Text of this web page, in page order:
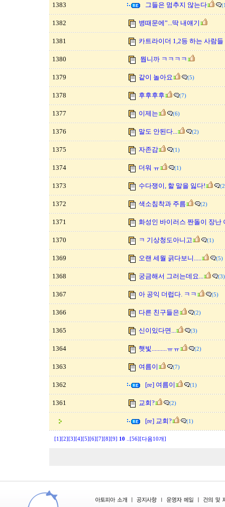
1383 그들은 멈추지 않는다
1382 병때문에”...딱 내얘기
1381 카트라이더 1,2등 하는 사람
1380 뭡니까 ㅋㅋㅋㅋ
1379 같이 놀아요 (5)
1378 후후후후 (7)
1377 이제는 (6)
1376 말도 안된다... (2)
1375 자존감 (1)
1374 더워 ㅠ (1)
1373 수다쟁이, 할 말을 잃다!
1372 색소침착과 주름 (2)
1371 화성인 바이러스 짠돌이 장난
1370 ㅋ 기상청도아니고 (1)
1369 오랜 세월 긁다보니..... (5)
1368 궁금해서 그러는데요... (3)
1367 아 공익 더럽다. ㅋㅋ (5)
1366 다른 친구들은 (2)
1365 신이있다면... (3)
1364 햇빛..........ㅠㅠ (2)
1363 여름이 (7)
1362 [re] 여름이 (1)
1361 교회? (2)
[re] 교회? (1)
[1] [2] [3] [4] [5] [6] [7] [8] [9] 10 [56] [다음10개]